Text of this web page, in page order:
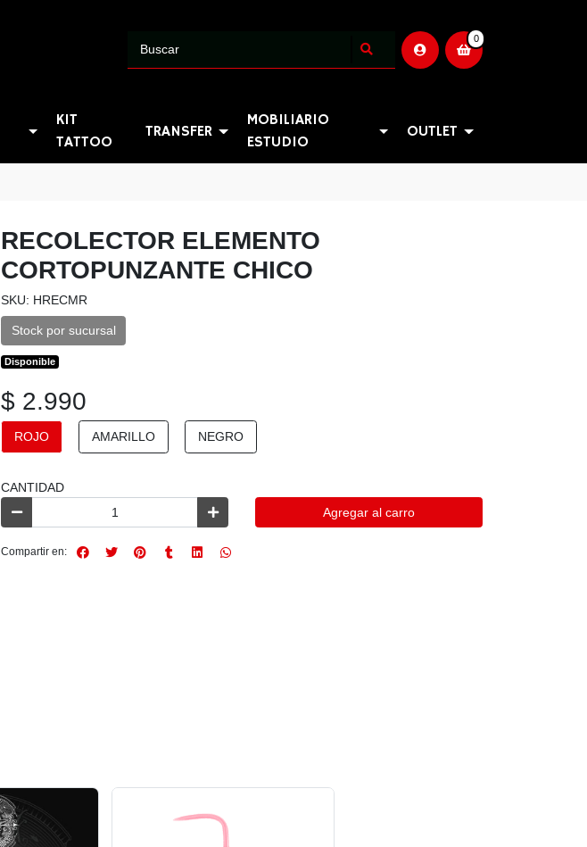
0
KIT
TATTOO
TRANSFER
MOBILIARIO
ESTUDIO
OUTLET
RECOLECTOR ELEMENTO
CORTOPUNZANTE CHICO
SKU: HRECMR
Stock por sucursal
Disponible
$ 2.990
ROJO AMARILLO NEGRO
CANTIDAD
Agregar al carro
Compartir en: